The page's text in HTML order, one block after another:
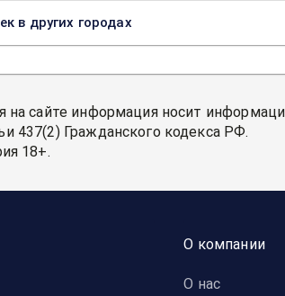
в других городах
на сайте информация носит
437(2) Гражданского кодекса РФ.
18+.
О компании
О нас